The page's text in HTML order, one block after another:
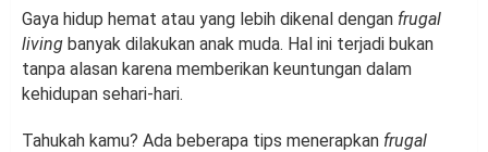
Gaya hidup hemat atau yang lebih dikenal dengan frugal
living banyak dilakukan anak muda. Hal ini terjadi bukan
tanpa alasan karena memberikan keuntungan dalam
kehidupan sehari-hari.
Tahukah kamu? Ada beberapa tips menerapkan frugal